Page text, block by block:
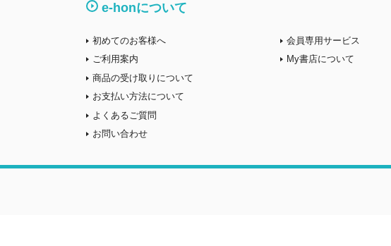
e-honについて
初めてのお客様へ
ご利用案内
商品の受け取りについて
お支払い方法について
よくあるご質問
お問い合わせ
会員専用サービス
My書店について